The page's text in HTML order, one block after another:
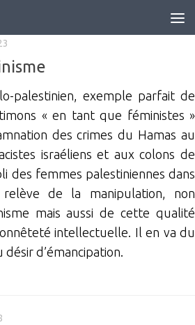
palestinien, exemple parfait de
« en tant que féministes »
des crimes du Hamas au
israéliens et aux colons de
des femmes palestiniennes dans
de la manipulation, non
mais aussi de cette qualité
intellectuelle. Il en va du
d’émancipation.